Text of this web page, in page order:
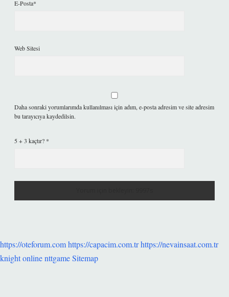
E-Posta*
Web Sitesi
Daha sonraki yorumlarımda kullanılması için adım, e-posta adresim ve site adresim
bu tarayıcıya kaydedilsin.
5 + 3 kaçtır? *
https://oteforum.comhttps://capacim.com.trhttps://nevainsaat.com.tr
knight onlinenttgameSitemap